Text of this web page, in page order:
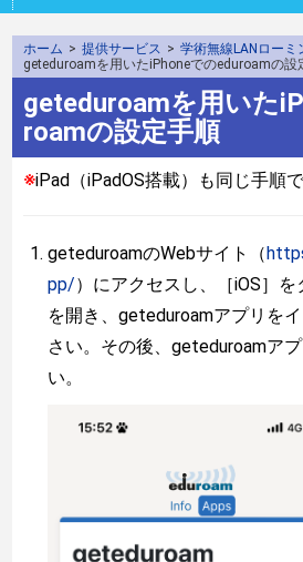
ホーム > 提供サービス > 学術無線LANローミ
geteduroamを用いたiPhoneでのeduroamの設
geteduroamを用いた
roamの設定手順
※iPad（iPadOS搭載）も同じ手順
geteduroamのWebサイト（
pp/）にアクセスし、［iOS］
を開き、geteduroamアプリを
さい。その後、geteduroamア
い。